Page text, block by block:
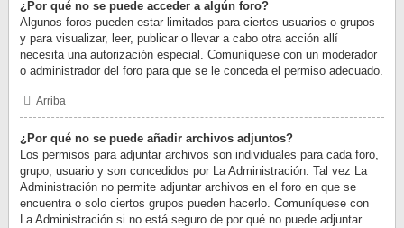
¿Por qué no se puede acceder a algún foro?
Algunos foros pueden estar limitados para ciertos usuarios o grupos
y para visualizar, leer, publicar o llevar a cabo otra acción allí
necesita una autorización especial. Comuníquese con un moderador
o administrador del foro para que se le conceda el permiso adecuado.
Arriba
¿Por qué no se puede añadir archivos adjuntos?
Los permisos para adjuntar archivos son individuales para cada foro,
grupo, usuario y son concedidos por La Administración. Tal vez La
Administración no permite adjuntar archivos en el foro en que se
encuentra o solo ciertos grupos pueden hacerlo. Comuníquese con
La Administración si no está seguro de por qué no puede adjuntar